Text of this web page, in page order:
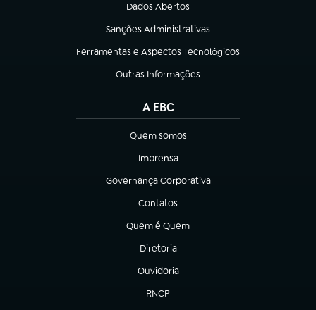
Dados Abertos
(abre em nova aba)
Sanções Administrativas
(abre em nova aba)
Ferramentas e Aspectos Tecnológicos
(abre em nova aba)
Outras Informações
(abre em nova aba)
A EBC
Quem somos
(abre em nova aba)
Imprensa
(abre em nova aba)
Governança Corporativa
(abre em nova aba)
Contatos
(abre em nova aba)
Quem é Quem
(abre em nova aba)
Diretoria
(abre em nova aba)
Ouvidoria
(abre em nova aba)
RNCP
(abre em nova aba)